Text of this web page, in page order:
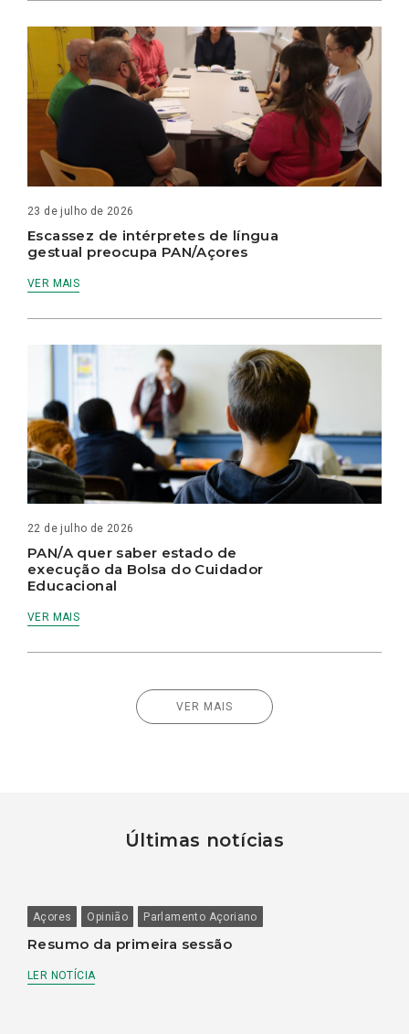
23 de julho de 2026
Escassez de intérpretes de língua
gestual preocupa PAN/Açores
VER MAIS
22 de julho de 2026
PAN/A quer saber estado de
execução da Bolsa do Cuidador
Educacional
VER MAIS
VER MAIS
Últimas notícias
Açores Opinião Parlamento Açoriano
Resumo da primeira sessão
LER NOTÍCIA